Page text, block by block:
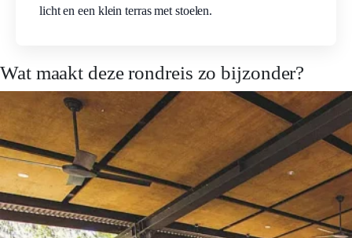
licht en een klein terras met stoelen.
Wat maakt deze rondreis zo bijzonder?